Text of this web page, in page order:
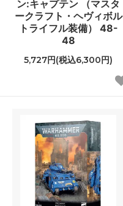
ン:キャプテン （マスタ
ークラフト・ヘヴィボル
トライフル装備） 48-
48
5,727円(税込6,300円)